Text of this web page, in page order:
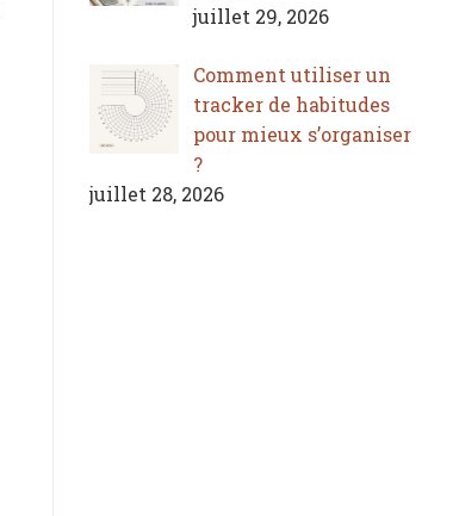
juillet 29, 2026
Comment utiliser un
tracker de habitudes
pour mieux s’organiser
?
juillet 28, 2026